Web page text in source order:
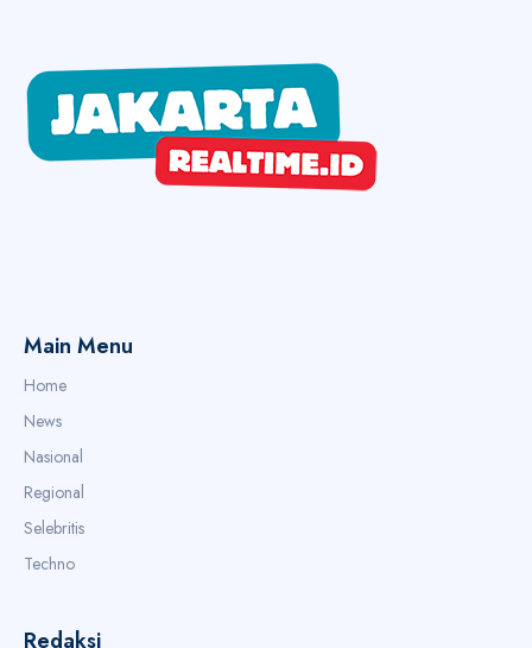
Main Menu
Home
News
Nasional
Regional
Selebritis
Techno
Redaksi